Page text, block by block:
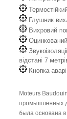
Глушник
Вихровий
відстані 7
Кнопка
Moteurs
промышленных
была основана